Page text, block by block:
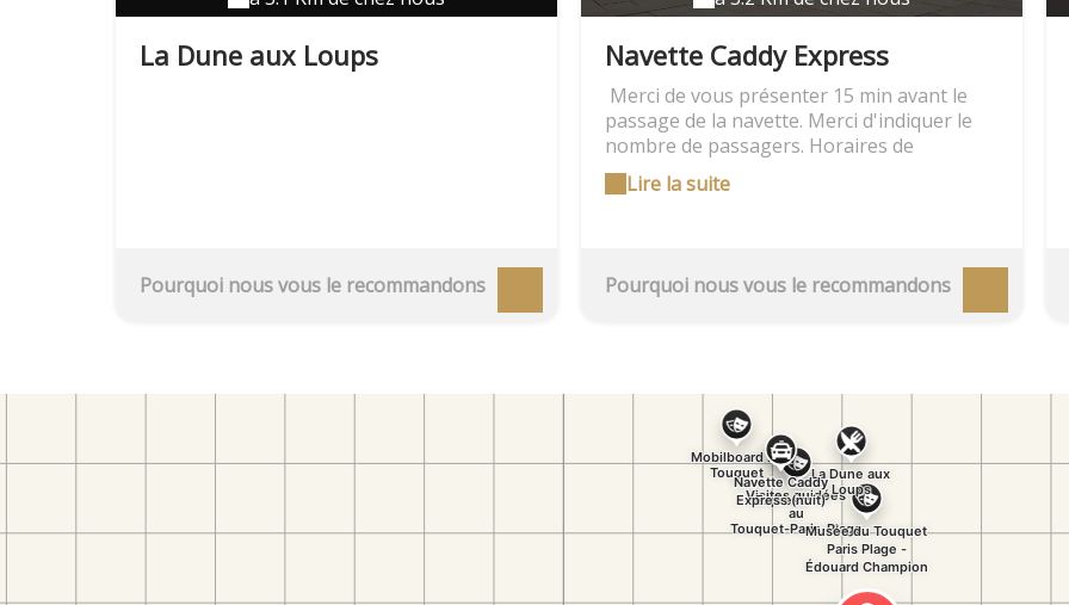
l'univers #MyMobilboard, et trouvons
La Dune aux Loups
Pourquoi nous vous le recommandons
Navette Caddy Express
Merci de vous présenter 15 min avant le
passage de la navette. Merci d'indiquer le
nombre de passagers. Horaires de
passages à + ou - 10 min. Offre non
annulable, non échangeable, non
Lire la suite
Pourquoi nous vous le recommandons